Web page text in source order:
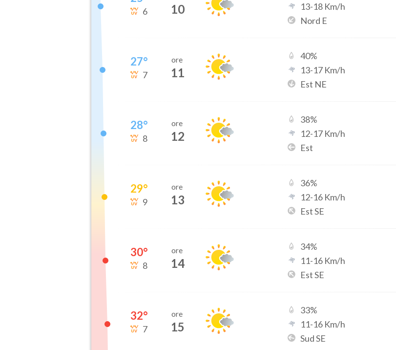
6 10
13-18 Km/h
Nord E
27°
7
ore
11
40%
13-17 Km/h
Est NE
28°
8
ore
12
38%
12-17 Km/h
Est
29°
9
ore
13
36%
12-16 Km/h
Est SE
30°
8
ore
14
34%
11-16 Km/h
Est SE
32°
7
ore
15
33%
11-16 Km/h
Sud SE